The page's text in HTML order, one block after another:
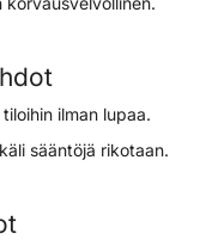
ilman lupaa.
sääntöjä rikotaan.